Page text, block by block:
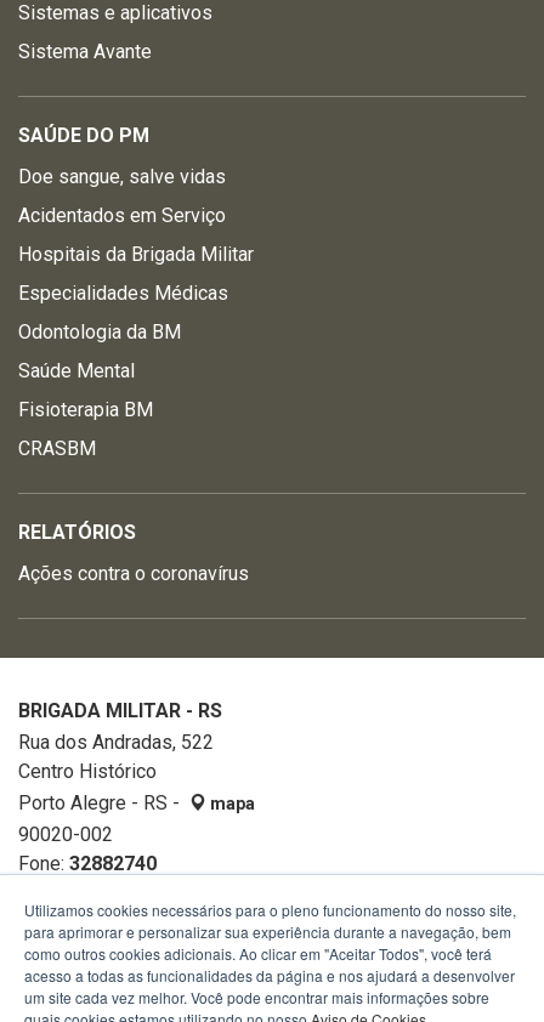
Sistemas e aplicativos
Sistema Avante
SAÚDE DO PM
Doe sangue, salve vidas
Acidentados em Serviço
Hospitais da Brigada Militar
Especialidades Médicas
Odontologia da BM
Saúde Mental
Fisioterapia BM
CRASBM
RELATÓRIOS
Ações contra o coronavírus
BRIGADA MILITAR - RS
Rua dos Andradas, 522
Centro Histórico
Porto Alegre - RS -
mapa
90020-002
Fone: 32882740
Utilizamos cookies necessários para o pleno funcionamento do nosso site,
para aprimorar e personalizar sua experiência durante a navegação, bem
como outros cookies adicionais. Ao clicar em "Aceitar Todos", você terá
acesso a todas as funcionalidades da página e nos ajudará a desenvolver
um site cada vez melhor. Você pode encontrar mais informações sobre